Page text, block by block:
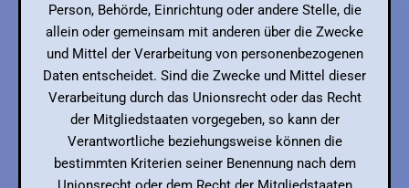
Person, Behörde, Einrichtung oder andere Stelle, die
allein oder gemeinsam mit anderen über die Zwecke
und Mittel der Verarbeitung von personenbezogenen
Daten entscheidet. Sind die Zwecke und Mittel dieser
Verarbeitung durch das Unionsrecht oder das Recht
der Mitgliedstaaten vorgegeben, so kann der
Verantwortliche beziehungsweise können die
bestimmten Kriterien seiner Benennung nach dem